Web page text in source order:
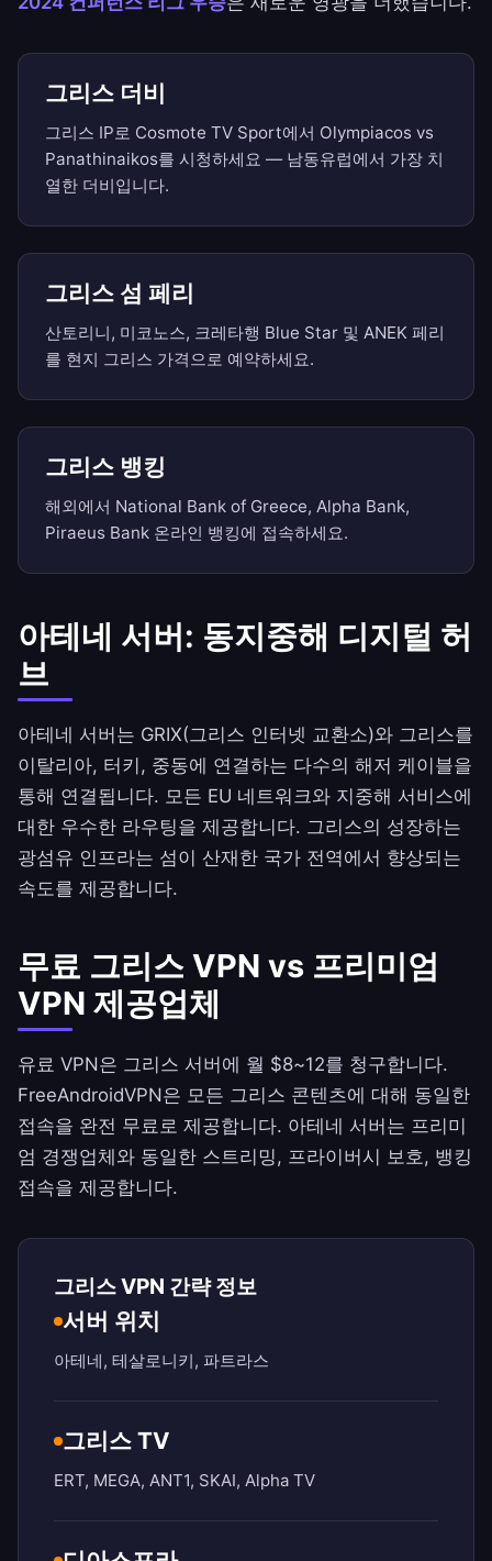
그리스 더비
그리스 IP로 Cosmote TV Sport에서 Olympiacos vs
Panathinaikos를 시청하세요 — 남동유럽에서 가장 치
열한 더비입니다.
그리스 섬 페리
산토리니, 미코노스, 크레타행 Blue Star 및 ANEK 페리
를 현지 그리스 가격으로 예약하세요.
그리스 뱅킹
해외에서 National Bank of Greece, Alpha Bank,
Piraeus Bank 온라인 뱅킹에 접속하세요.
아테네 서버: 동지중해 디지털 허
브
아테네 서버는 GRIX(그리스 인터넷 교환소)와 그리스를
이탈리아, 터키, 중동에 연결하는 다수의 해저 케이블을
통해 연결됩니다. 모든 EU 네트워크와 지중해 서비스에
대한 우수한 라우팅을 제공합니다. 그리스의 성장하는
광섬유 인프라는 섬이 산재한 국가 전역에서 향상되는
속도를 제공합니다.
무료 그리스 VPN vs 프리미엄
VPN 제공업체
유료 VPN은 그리스 서버에 월 $8~12를 청구합니다.
FreeAndroidVPN은 모든 그리스 콘텐츠에 대해 동일한
접속을 완전 무료로 제공합니다. 아테네 서버는 프리미
엄 경쟁업체와 동일한 스트리밍, 프라이버시 보호, 뱅킹
접속을 제공합니다.
그리스 VPN 간략 정보
서버 위치
아테네, 테살로니키, 파트라스
그리스 TV
ERT, MEGA, ANT1, SKAI, Alpha TV